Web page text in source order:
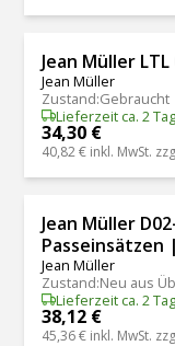
Jean Müller
Jean Müller
Zustand:Gebraucht
Lieferzeit ca. 2
34,30 €
40,82 € inkl. MwSt.
Jean Müller
Passeinsätzen
Jean Müller
Zustand:Neu aus
Lieferzeit ca. 2
38,12 €
45,36 € inkl. MwSt.